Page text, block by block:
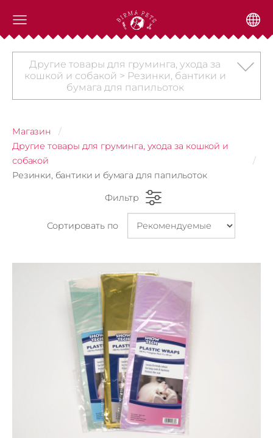
Другие товары для груминга, ухода за
кошкой и собакой > Резинки, бантики и
бумага для папильоток
Магазин
Другие товары для груминга, ухода за кошкой и
собакой
Резинки, бантики и бумага для папильоток
Фильтр
Сортировать по